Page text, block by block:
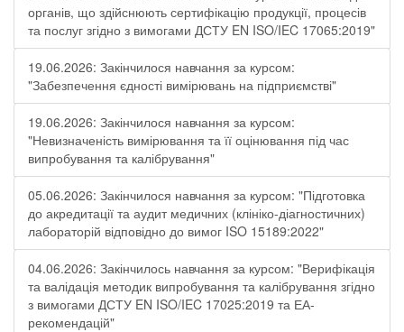
органів, що здійснюють сертифікацію продукції, процесів
та послуг згідно з вимогами ДСТУ EN ISO/IEC 17065:2019"
19.06.2026: Закінчилося навчання за курсом:
"Забезпечення єдності вимірювань на підприємстві"
19.06.2026: Закінчилося навчання за курсом:
"Невизначеність вимірювання та її оцінювання під час
випробування та калібрування"
05.06.2026: Закінчилося навчання за курсом: "Підготовка
до акредитації та аудит медичних (клініко-діагностичних)
лабораторій відповідно до вимог ISO 15189:2022"
04.06.2026: Закінчилось навчання за курсом: "Верифікація
та валідація методик випробування та калібрування згідно
з вимогами ДСТУ EN ISO/IEC 17025:2019 та ЕА-
рекомендацій"